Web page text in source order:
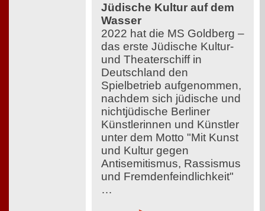
Jüdische Kultur auf dem
Wasser
2022 hat die MS Goldberg –
das erste Jüdische Kultur-
und Theaterschiff in
Deutschland den
Spielbetrieb aufgenommen,
nachdem sich jüdische und
nichtjüdische Berliner
Künstlerinnen und Künstler
unter dem Motto "Mit Kunst
und Kultur gegen
Antisemitismus, Rassismus
und Fremdenfeindlichkeit"
…